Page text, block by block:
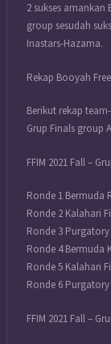
2 sukses
group sesudah
Inastars-Hazama.
Rekap Booyah
Berikut rekap
Grup Finals group
FFIM 2021 Fall –
Ronde 1 Bermuda
Ronde 2 Kalahari
Ronde 3 Purgatory
Ronde 4 Bermuda
Ronde 5 Kalahari
Ronde 6 Purgatory
FFIM 2021 Fall –